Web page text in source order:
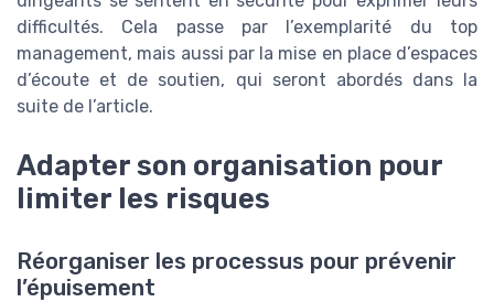
difficultés. Cela passe par l’exemplarité du top
management, mais aussi par la mise en place d’espaces
d’écoute et de soutien, qui seront abordés dans la
suite de l’article.
Adapter son organisation pour
limiter les risques
Réorganiser les processus pour prévenir
l’épuisement